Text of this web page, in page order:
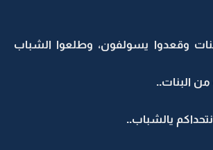
وقعدوا يسولفون، وطلعوا الشباب
البنات..
يالشباب..